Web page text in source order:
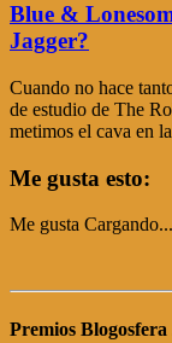
Blue &
Jagger?
Cuando no hace
de estudio de The
metimos el cava en
Me gusta esto:
Me gusta Cargando...
Premios Blogosfera